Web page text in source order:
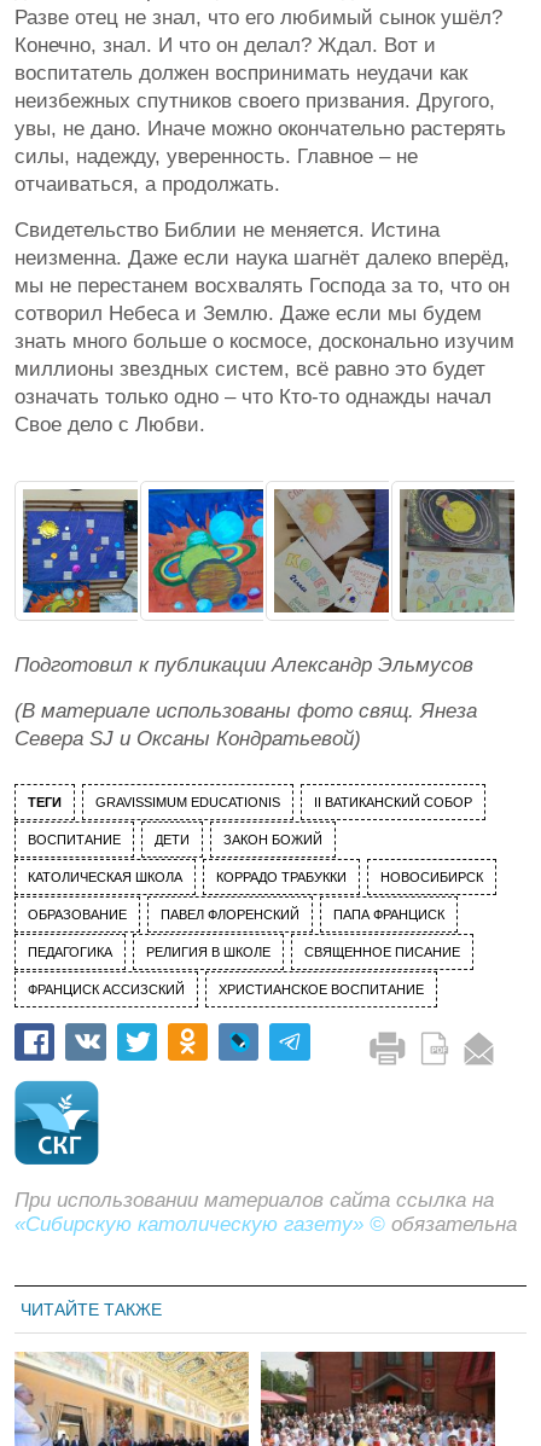
Разве отец не знал, что его любимый сынок ушёл?
Конечно, знал. И что он делал? Ждал. Вот и
воспитатель должен воспринимать неудачи как
неизбежных спутников своего призвания. Другого,
увы, не дано. Иначе можно окончательно растерять
силы, надежду, уверенность. Главное – не
отчаиваться, а продолжать.
Свидетельство Библии не меняется. Истина
неизменна. Даже если наука шагнёт далеко вперёд,
мы не перестанем восхвалять Господа за то, что он
сотворил Небеса и Землю. Даже если мы будем
знать много больше о космосе, досконально изучим
миллионы звездных систем, всё равно это будет
означать только одно – что Кто-то однажды начал
Свое дело с Любви.
Подготовил к публикации Александр Эльмусов
(В материале использованы фото свящ. Янеза
Севера SJ и Оксаны Кондратьевой)
ТЕГИ GRAVISSIMUM EDUCATIONIS II ВАТИКАНСКИЙ СОБОР
ВОСПИТАНИЕ ДЕТИ ЗАКОН БОЖИЙ
КАТОЛИЧЕСКАЯ ШКОЛА КОРРАДО ТРАБУККИ НОВОСИБИРСК
ОБРАЗОВАНИЕ ПАВЕЛ ФЛОРЕНСКИЙ ПАПА ФРАНЦИСК
ПЕДАГОГИКА РЕЛИГИЯ В ШКОЛЕ СВЯЩЕННОЕ ПИСАНИЕ
ФРАНЦИСК АССИЗСКИЙ ХРИСТИАНСКОЕ ВОСПИТАНИЕ
При использовании материалов сайта ссылка на
«Сибирскую католическую газету» © обязательна
ЧИТАЙТЕ ТАКЖЕ